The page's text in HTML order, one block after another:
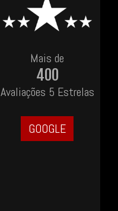
Mais de
400
Avaliações 5 Estrelas
GOOGLE